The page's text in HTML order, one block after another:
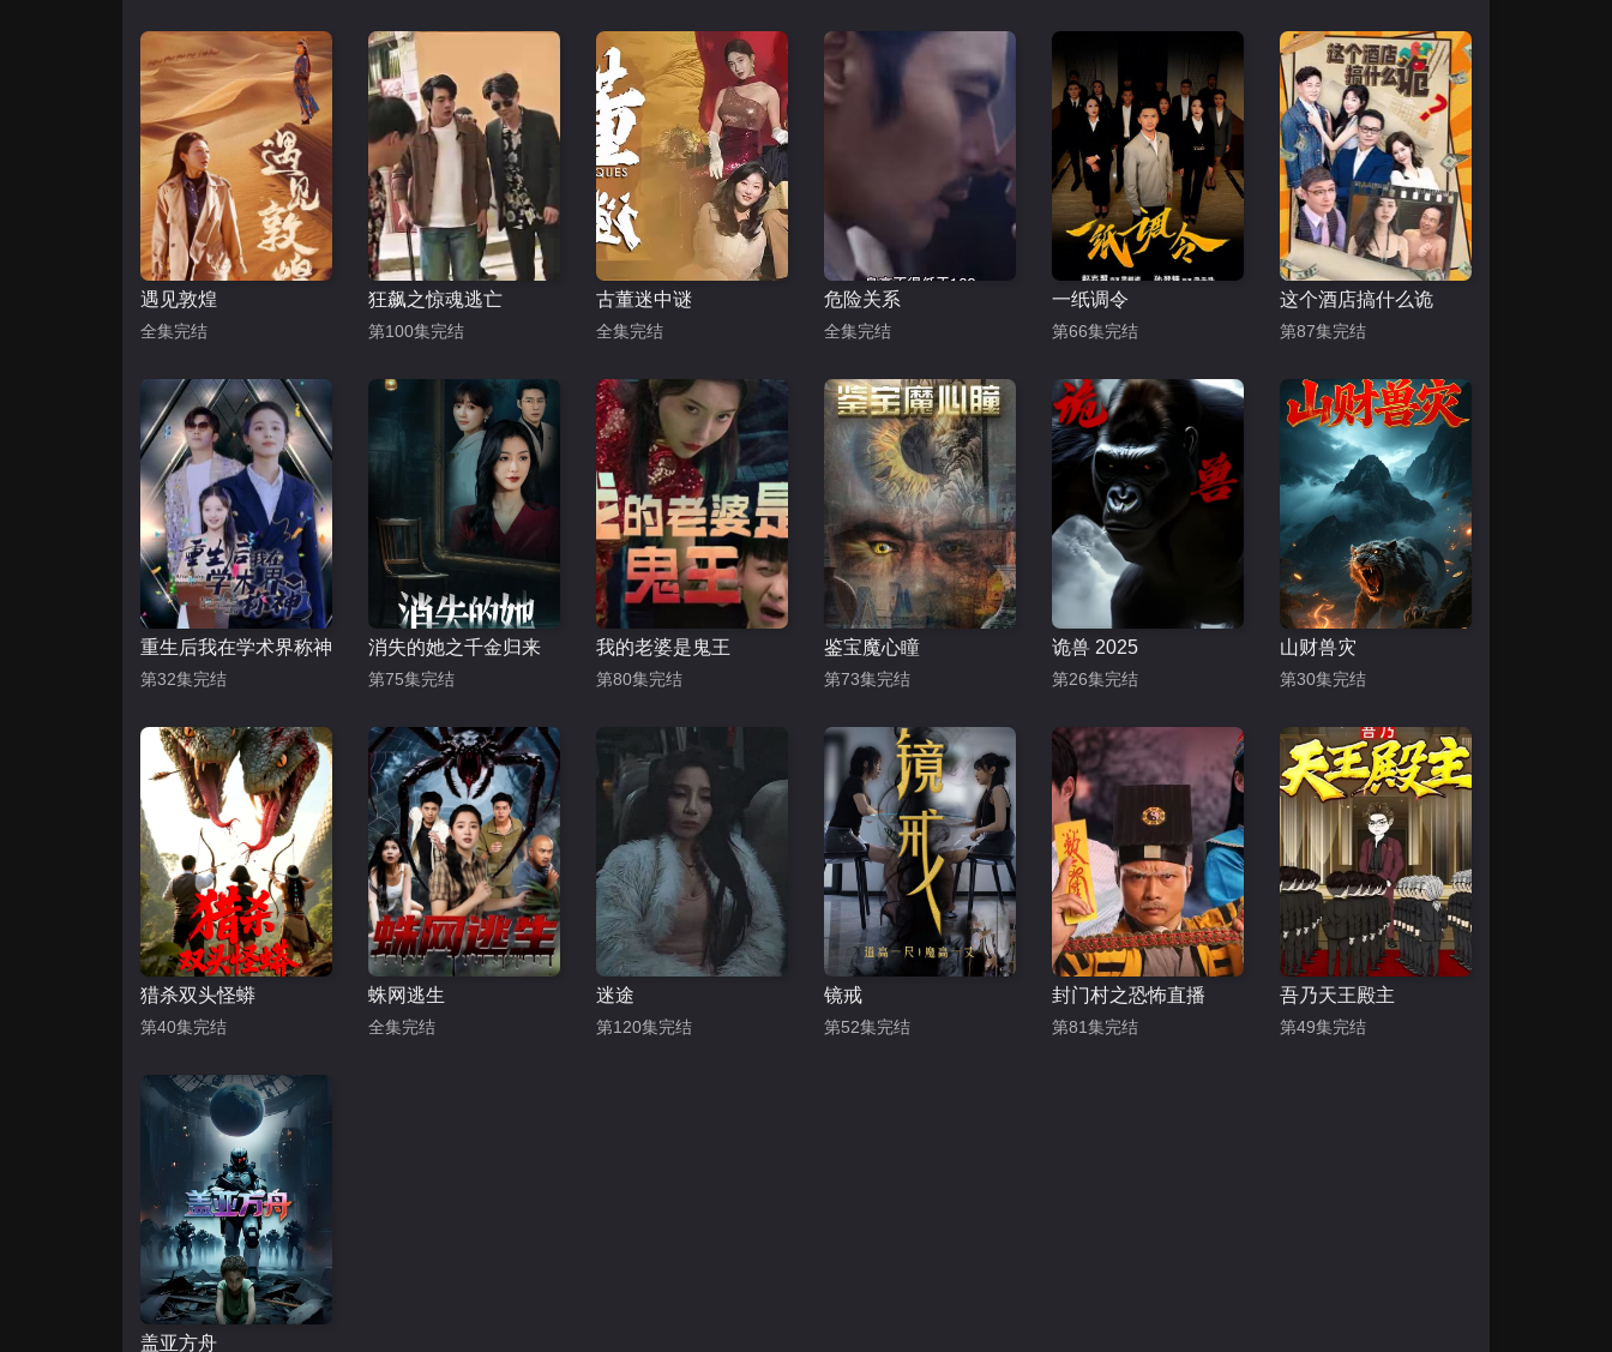
遇见敦煌
全集完结
狂飙之惊魂逃亡
第100集完结
古董迷中谜
全集完结
危险关系
全集完结
一纸调令
第66集完结
这个酒店搞什么诡
第87集完结
重生后我在学术界称神
第32集完结
消失的她之千金归来
第75集完结
我的老婆是鬼王
第80集完结
鉴宝魔心瞳
第73集完结
诡兽 2025
第26集完结
山财兽灾
第30集完结
猎杀双头怪蟒
第40集完结
蛛网逃生
全集完结
迷途
第120集完结
镜戒
第52集完结
封门村之恐怖直播
第81集完结
吾乃天王殿主
第49集完结
盖亚方舟